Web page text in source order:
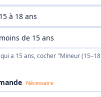
à 18 ans
de 15 ans
a 15 ans, cocher "Mineur (15–18
Nécessaire